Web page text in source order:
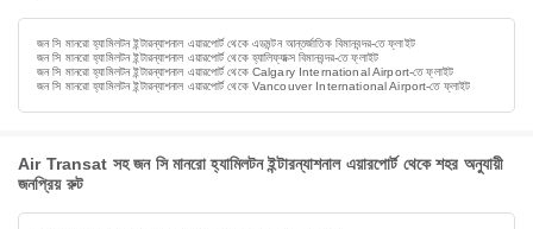
জন সি মানরো হ্যামিলটন ইন্টারন্যাশনাল এয়ারপোর্ট থেকে এডমন্টন আন্তর্জাতিক বিমানবন্দর-তে ফ্লাইট
জন সি মানরো হ্যামিলটন ইন্টারন্যাশনাল এয়ারপোর্ট থেকে হ্যালিফ্যাক্স বিমানবন্দর-তে ফ্লাইট
জন সি মানরো হ্যামিলটন ইন্টারন্যাশনাল এয়ারপোর্ট থেকে Calgary International Airport-তে ফ্লাইট
জন সি মানরো হ্যামিলটন ইন্টারন্যাশনাল এয়ারপোর্ট থেকে Vancouver International Airport-তে ফ্লাইট
Air Transat সহ জন সি মানরো হ্যামিলটন ইন্টারন্যাশনাল এয়ারপোর্ট থেকে শহর অনুযায়ী
জনপ্রিয় রুট